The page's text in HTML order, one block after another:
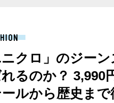
ニクロ」のジー
るのか？ 3,990
ルから歴史まで